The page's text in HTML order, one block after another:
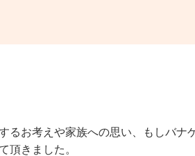
るお考えや家族への思い、もしバナ
頂きました。